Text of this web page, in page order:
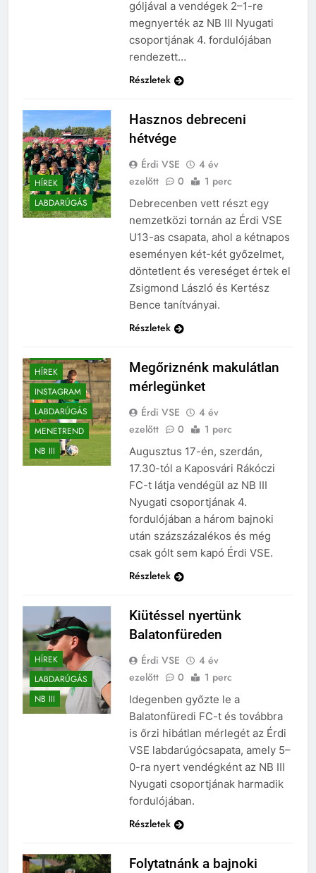
góljával a vendégek 2–1-re
megnyerték az NB III Nyugati
csoportjának 4. fordulójában
rendezett…
Részletek
HÍREK
LABDARÚGÁS
Hasznos debreceni
hétvége
Érdi VSE
4 év
ezelőtt
0 1 perc
Debrecenben vett részt egy
nemzetközi tornán az Érdi VSE
U13-as csapata, ahol a kétnapos
eseményen két-két győzelmet,
döntetlent és vereséget értek el
Zsigmond László és Kertész
Bence tanítványai.
Részletek
HÍREK
INSTAGRAM
LABDARÚGÁS
MENETREND
NB III
Megőriznénk makulátlan
mérlegünket
Érdi VSE
4 év
ezelőtt
0 1 perc
Augusztus 17-én, szerdán,
17.30-tól a Kaposvári Rákóczi
FC-t látja vendégül az NB III
Nyugati csoportjának 4.
fordulójában a három bajnoki
után százszázalékos és még
csak gólt sem kapó Érdi VSE.
Részletek
HÍREK
LABDARÚGÁS
NB III
Kiütéssel nyertünk
Balatonfüreden
Érdi VSE
4 év
ezelőtt
0 1 perc
Idegenben győzte le a
Balatonfüredi FC-t és továbbra
is őrzi hibátlan mérlegét az Érdi
VSE labdarúgócsapata, amely 5–
0-ra nyert vendégként az NB III
Nyugati csoportjának harmadik
fordulójában.
Részletek
Folytatnánk a bajnoki